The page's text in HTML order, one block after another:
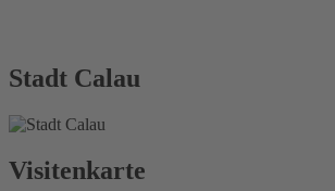
Stadt Calau
Visitenkarte